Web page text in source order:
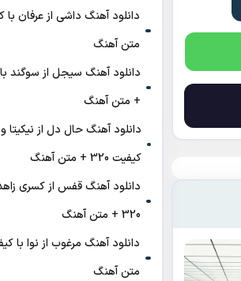
متن آهنگ
+ متن آهنگ
دانلود آهنگ حال دل از نیکیتا
کیفیت 320 + متن آهنگ
دانلود آهنگ قفس از کسری
320 + متن آهنگ
متن آهنگ